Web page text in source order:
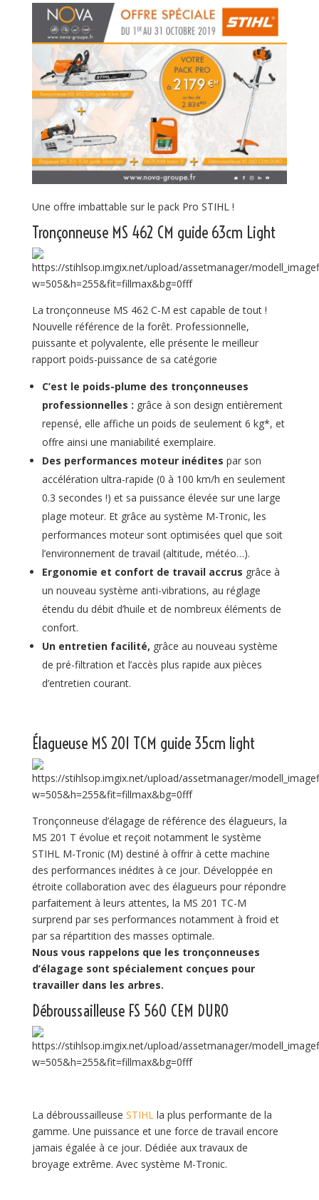
Une offre imbattable sur le pack Pro STIHL !
Tronçonneuse MS 462 CM guide 63cm Light
La tronçonneuse MS 462 C-M est capable de tout !
Nouvelle référence de la forêt. Professionnelle,
puissante et polyvalente, elle présente le meilleur
rapport poids-puissance de sa catégorie
C’est le poids-plume des tronçonneuses
professionnelles : grâce à son design entièrement
repensé, elle affiche un poids de seulement 6 kg*, et
offre ainsi une maniabilité exemplaire.
Des performances moteur inédites par son
accélération ultra-rapide (0 à 100 km/h en seulement
0.3 secondes !) et sa puissance élevée sur une large
plage moteur. Et grâce au système M-Tronic, les
performances moteur sont optimisées quel que soit
l’environnement de travail (altitude, météo…).
Ergonomie et confort de travail accrus grâce à
un nouveau système anti-vibrations, au réglage
étendu du débit d’huile et de nombreux éléments de
confort.
Un entretien facilité, grâce au nouveau système
de pré-filtration et l’accès plus rapide aux pièces
d’entretien courant.
Élagueuse MS 201 TCM guide 35cm light
Tronçonneuse d’élagage de référence des élagueurs, la
MS 201 T évolue et reçoit notamment le système
STIHL M-Tronic (M) destiné à offrir à cette machine
des performances inédites à ce jour. Développée en
étroite collaboration avec des élagueurs pour répondre
parfaitement à leurs attentes, la MS 201 TC-M
surprend par ses performances notamment à froid et
par sa répartition des masses optimale.
Nous vous rappelons que les tronçonneuses
d’élagage sont spécialement conçues pour
travailler dans les arbres.
Débroussailleuse FS 560 CEM DURO
La débroussailleuse STIHL la plus performante de la
gamme. Une puissance et une force de travail encore
jamais égalée à ce jour. Dédiée aux travaux de
broyage extrême. Avec système M-Tronic.